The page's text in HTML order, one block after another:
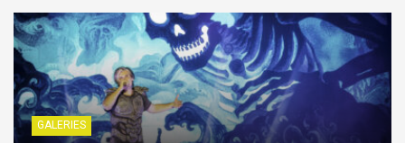
GALERIES